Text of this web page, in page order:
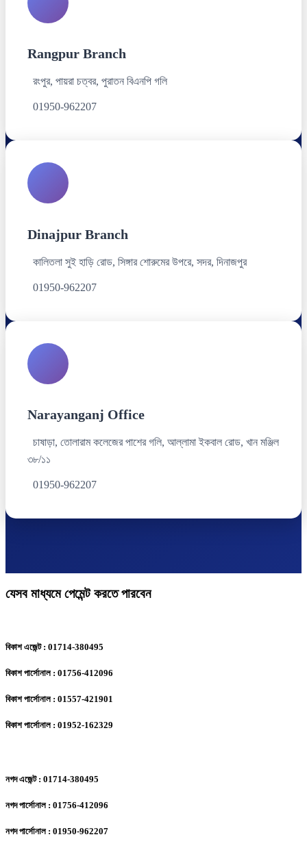
Rangpur Branch
রংপুর, পায়রা চত্বর, পুরাতন বিএনপি গলি
01950-962207
Dinajpur Branch
কালিতলা সুই হাড়ি রোড, সিঙ্গার শোরুমের উপরে, সদর, দিনাজপুর
01950-962207
Narayanganj Office
চাষাড়া, তোলারাম কলেজের পাশের গলি, আল্লামা ইকবাল রোড, খান মঞ্জিল
৩৮/১১
01950-962207
যেসব মাধ্যমে পেমেন্ট করতে পারবেন
বিকাশ এজেন্ট : 01714-380495
বিকাশ পার্সোনাল : 01756-412096
বিকাশ পার্সোনাল : 01557-421901
বিকাশ পার্সোনাল : 01952-162329
নগদ এজেন্ট : 01714-380495
নগদ পার্সোনাল : 01756-412096
নগদ পার্সোনাল : 01950-962207